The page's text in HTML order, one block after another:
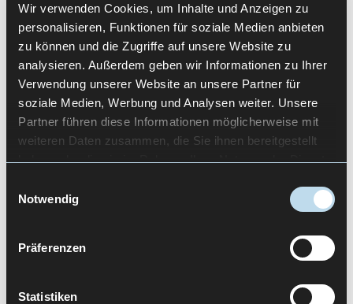
Wir verwenden Cookies, um Inhalte und Anzeigen zu
personalisieren, Funktionen für soziale Medien anbieten
zu können und die Zugriffe auf unsere Website zu
analysieren. Außerdem geben wir Informationen zu Ihrer
Verwendung unserer Website an unsere Partner für
soziale Medien, Werbung und Analysen weiter. Unsere
Partner führen diese Informationen möglicherweise mit
weiteren Daten zusammen, die Sie ihnen bereitgestellt
haben oder die sie im Rahmen Ihrer Nutzung der Dienste
Notwendig
Präferenzen
Statistiken
Funktionalität, Markenidentität und
Nutzerbedürfnisse denkt er dabei konsequent
zusammen.
Als Gründer eines HealthTech Start ups
entwickelte Patrick eine evidenzbasierte App zur
Unterstützung psychischer Gesundheit. Dabei
Sein Anspruch ist es, komplexe Inhalte in klare
und zugängliche Interfaces zu übersetzen. Mit
Empathie, Systematik und dem Fokus auf
Mehrwert.